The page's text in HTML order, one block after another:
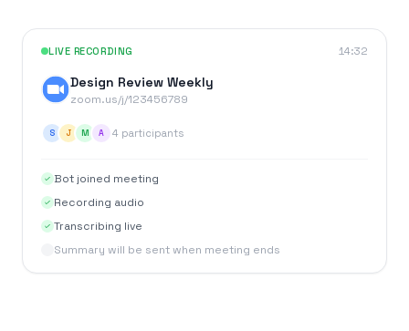
LIVE RECORDING 14:32
Design Review Weekly
zoom.us/j/123456789
S J M A 4 participants
Bot joined meeting
Recording audio
Transcribing live
Summary will be sent when meeting ends